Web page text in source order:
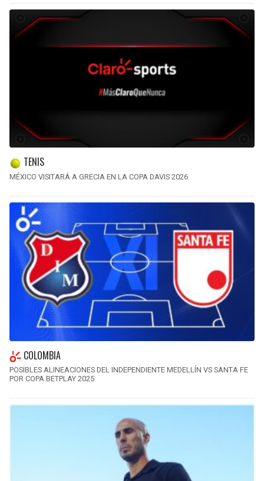
TENIS
MÉXICO VISITARÁ A GRECIA EN LA COPA DAVIS 2026
COLOMBIA
POSIBLES ALINEACIONES DEL INDEPENDIENTE MEDELLÍN VS SANTA FE
POR COPA BETPLAY 2025